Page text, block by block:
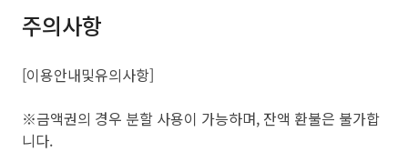
주의사항
[이용안내및유의사항]
※금액권의 경우 분할 사용이 가능하며, 잔액 환불은 불가합
니다.